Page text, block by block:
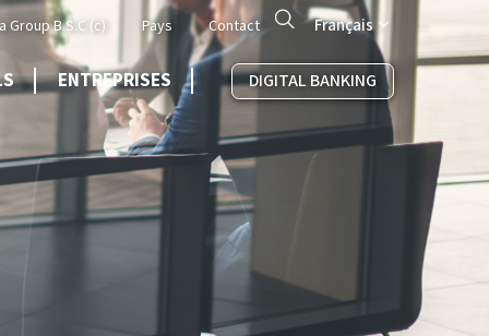
Group B.S.C (c) Pays Contact Français
Search
ENTREPRISES DIGITAL BANKING